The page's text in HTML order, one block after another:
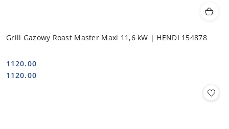
Grill Gazowy Roast Master Maxi 11,6 kW | HENDI 154878
Cena:
1120.00
Cena:
1120.00